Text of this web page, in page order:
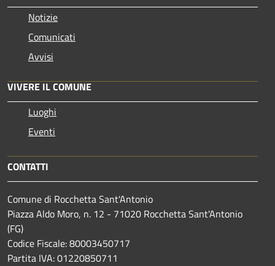
Notizie
Comunicati
Avvisi
VIVERE IL COMUNE
Luoghi
Eventi
CONTATTI
Comune di Rocchetta Sant'Antonio
Piazza Aldo Moro, n. 12 - 71020 Rocchetta Sant'Antonio
(FG)
Codice Fiscale: 80003450717
Partita IVA: 01220850711